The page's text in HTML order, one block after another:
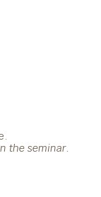
the seminar.